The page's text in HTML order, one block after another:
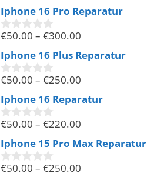
o
n
5
Iphone 16 Pro Reparatur
0
o
n
5
€50.00 – €300.00
Iphone 16 Plus Reparatur
0
o
n
5
€50.00 – €250.00
Iphone 16 Reparatur
0
o
n
5
€50.00 – €220.00
Iphone 15 Pro Max Reparatur
0
€50.00 – €250.00